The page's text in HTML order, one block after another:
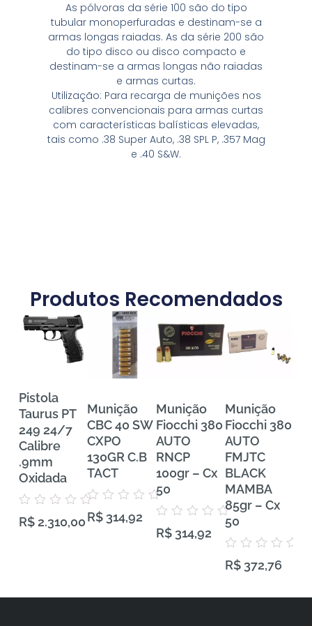
As pólvoras da série 100 são do tipo
tubular monoperfuradas e destinam-se a
armas longas raiadas. As da série 200 são
do tipo disco ou disco compacto e
destinam-se a armas longas não raiadas
e armas curtas.
Utilização: Para recarga de munições nos
calibres convencionais para armas curtas
com características balísticas elevadas,
tais como .38 Super Auto, .38 SPL P, .357 Mag
e .40 S&W.
Produtos Recomendados
Pistola
Taurus PT
249 24/7
Calibre
.9mm
Oxidada
0
R$2.310,00
Munição
CBC 40 SW
CXPO
130GR C.B
TACT
0
R$ 314,92
Munição
Fiocchi 380
AUTO
RNCP
100gr – Cx
50
0
R$ 314,92
Munição
Fiocchi 380
AUTO
FMJTC
BLACK
MAMBA
85gr – Cx
50
0
R$372,76